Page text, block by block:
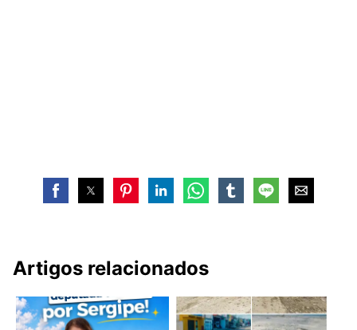
Artigos relacionados